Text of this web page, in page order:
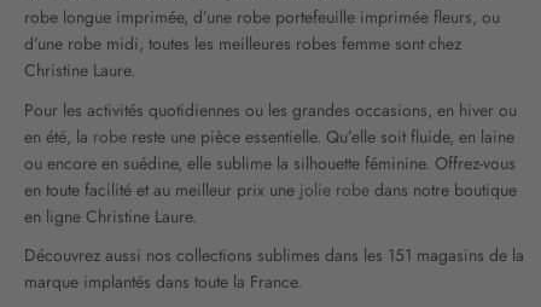
robe longue imprimée, d’une robe portefeuille imprimée fleurs, ou
d’une robe midi, toutes les meilleures robes femme sont chez
Christine Laure.
Pour les activités quotidiennes ou les grandes occasions, en hiver ou
en été, la robe reste une pièce essentielle. Qu’elle soit fluide, en laine
ou encore en suédine, elle sublime la silhouette féminine. Offrez-vous
en toute facilité et au meilleur prix une jolie robe dans notre boutique
en ligne Christine Laure.
Découvrez aussi nos collections sublimes dans les 151 magasins de la
marque implantés dans toute la France.
i
o
n